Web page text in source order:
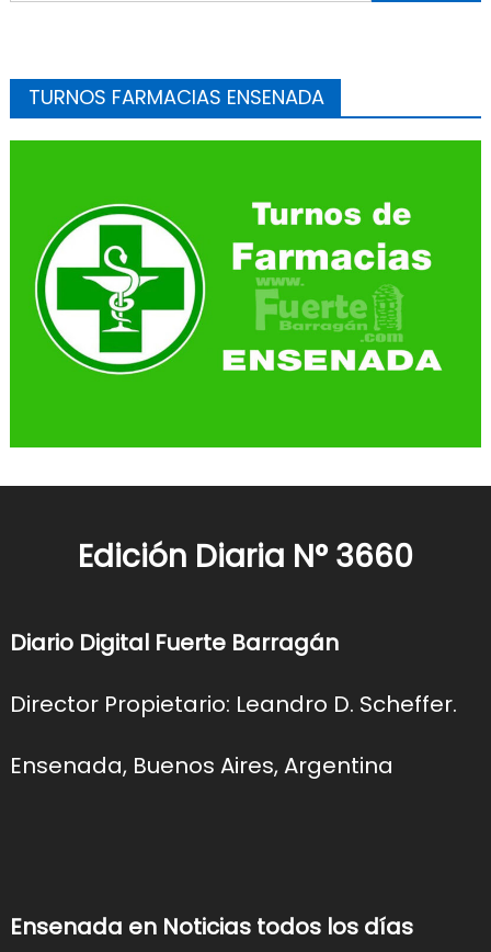
TURNOS FARMACIAS ENSENADA
Edición Diaria N° 3660
Diario Digital Fuerte Barragán
Director Propietario: Leandro D. Scheffer.
Ensenada, Buenos Aires, Argentina
Ensenada en Noticias todos los días